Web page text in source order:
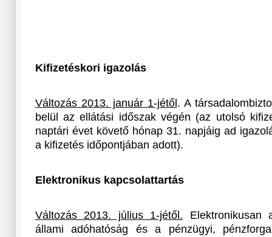
Kifizetéskori igazolás
Változás 2013. január 1-jétől . A
belül az ellátási időszak végén (az utolsó
naptári évet követő hónap 31. napjáig ad
a kifizetés időpontjában adott).
Elektronikus kapcsolattartás
Változás 2013. július 1-jétől. Elektronikusan
állami adóhatóság és a pénzügyi,